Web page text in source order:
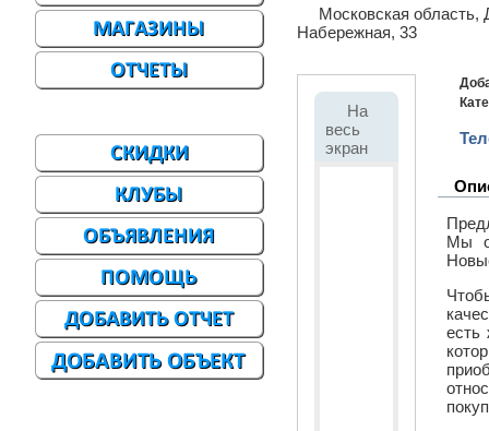
Московская область,
Набережная, 33
На
весь
экран
Мы
есть